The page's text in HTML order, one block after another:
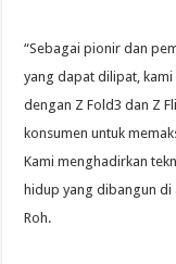
“Sebagai pionir dan
yang dapat dilipat,
dengan Z Fold3 dan Z
konsumen untuk
Kami menghadirkan
hidup yang dibangun di
Roh.